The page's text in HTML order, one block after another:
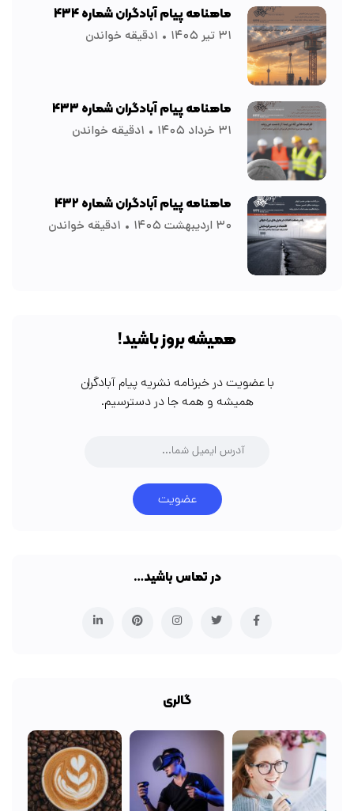
ماهنامه پیام آبادگران شماره ۴۳۴
۳۱ تیر ۱۴۰۵ ۱دقیقه خواندن
ماهنامه پیام آبادگران شماره ۴۳۳
۳۱ خرداد ۱۴۰۵ ۱دقیقه خواندن
ماهنامه پیام آبادگران شماره ۴۳۲
۳۰ اردیبهشت ۱۴۰۵ ۱دقیقه خواندن
همیشه بروز باشید!
با عضویت در خبرنامه نشریه پیام آبادگران
همیشه و همه جا در دسترسیم.
عضویت
در تماس باشید…
گالری